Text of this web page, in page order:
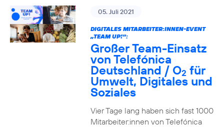
05. Juli 2021
DIGITALES MITARBEITER:INNEN-EVENT
„TEAM UP!“:
Großer Team-Einsatz
von Telefónica
Deutschland / O2 für
Umwelt, Digitales und
Soziales
Vier Tage lang haben sich fast 1000
Mitarbeiter:innen von Telefónica